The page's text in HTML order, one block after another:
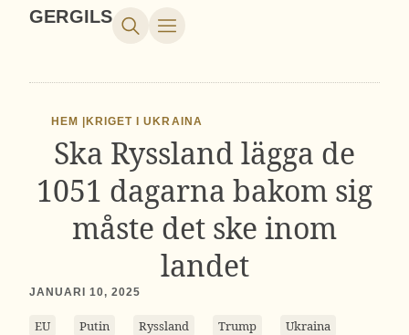
GERGILS
HEM | KRIGET I UKRAINA
Ska Ryssland lägga de
1051 dagarna bakom sig
måste det ske inom
landet
JANUARI 10, 2025
EU Putin Ryssland Trump Ukraina